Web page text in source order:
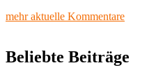
mehr aktuelle Kommentare
Beliebte Beiträge